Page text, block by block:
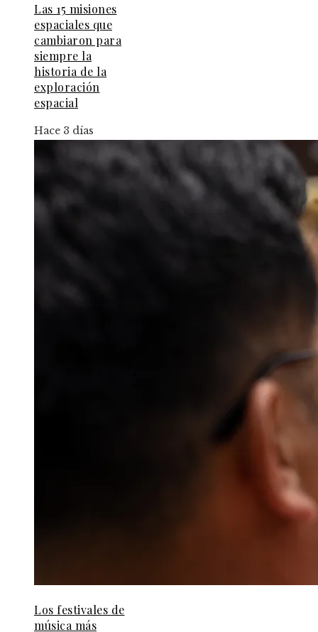
Las 15 misiones
espaciales que
cambiaron para
siempre la
historia de la
exploración
espacial
Hace 3 días
Los festivales de
música más